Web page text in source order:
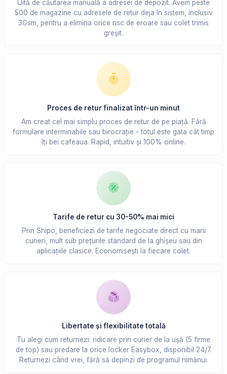
Uită de căutarea manuală a adresei de depozit. Avem peste
500 de magazine cu adresele de retur deja în sistem, inclusiv
3Gsm, pentru a elimina orice risc de eroare sau colet trimis
greșit.
Proces de retur finalizat într-un minut
Am creat cel mai simplu proces de retur de pe piață. Fără
formulare interminabile sau birocrație - totul este gata cât timp
îți bei cafeaua. Rapid, intuitiv și 100% online.
Tarife de retur cu 30-50% mai mici
Prin Shipo, beneficiezi de tarife negociate direct cu marii
curieri, mult sub prețurile standard de la ghișeu sau din
aplicațiile clasice. Economisești la fiecare colet.
Libertate și flexibilitate totală
Tu alegi cum returnezi: ridicare prin curier de la ușă (5 firme
de top) sau predare la orice locker Easybox, disponibil 24/7.
Returnezi când vrei, fără să depinzi de programul nimănui.